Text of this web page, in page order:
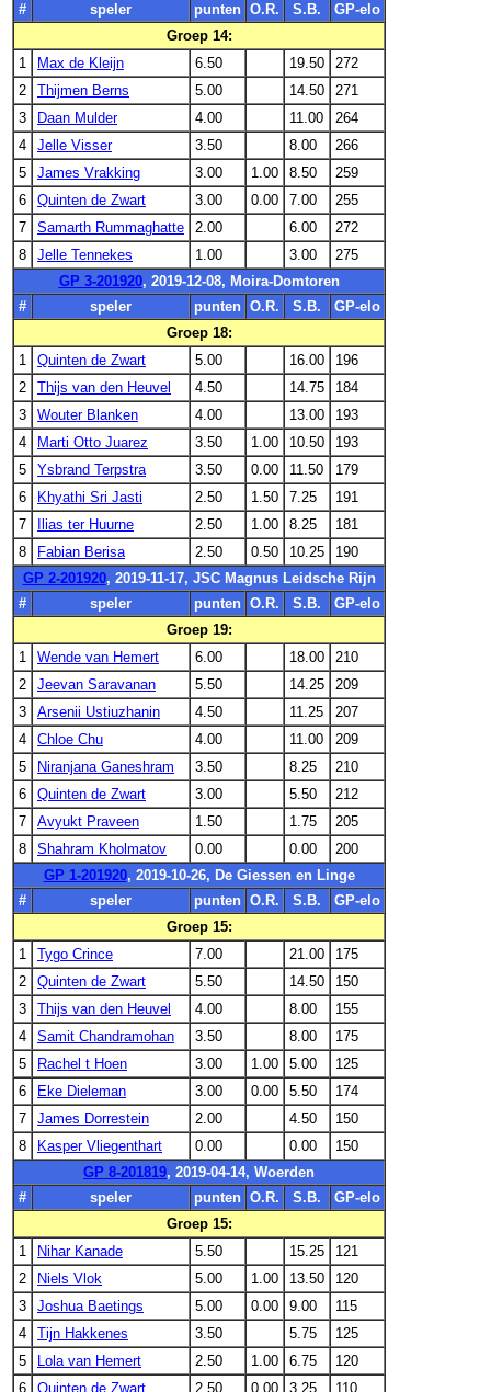
#
speler punten O.R. S.B.
GP-elo
Groep 14:
1
Max de Kleijn 6.50 19.50
272
2
Thijmen Berns 5.00 14.50
271
3
Daan Mulder 4.00 11.00
264
4
Jelle Visser 3.50 8.00
266
5
James Vrakking 3.00 1.00 8.50
259
6
Quinten de Zwart 3.00 0.00 7.00
255
7
Samarth Rummaghatte 2.00 6.00
272
8
Jelle Tennekes 1.00 3.00
275
GP 3-201920, 2019-12-08, Moira-Domtoren
#
speler punten O.R. S.B.
GP-elo
Groep 18:
1
Quinten de Zwart 5.00 16.00
196
2
Thijs van den Heuvel 4.50 14.75
184
3
Wouter Blanken 4.00 13.00
193
4
Marti Otto Juarez 3.50 1.00 10.50
193
5
Ysbrand Terpstra 3.50 0.00 11.50
179
6
Khyathi Sri Jasti 2.50 1.50 7.25
191
7
Ilias ter Huurne 2.50 1.00 8.25
181
8
Fabian Berisa 2.50 0.50 10.25
190
GP 2-201920, 2019-11-17, JSC Magnus Leidsche Rijn
#
speler punten O.R. S.B.
GP-elo
Groep 19:
1
Wende van Hemert 6.00 18.00
210
2
Jeevan Saravanan 5.50 14.25
209
3
Arsenii Ustiuzhanin 4.50 11.25
207
4
Chloe Chu 4.00 11.00
209
5
Niranjana Ganeshram 3.50 8.25
210
6
Quinten de Zwart 3.00 5.50
212
7
Avyukt Praveen 1.50 1.75
205
8
Shahram Kholmatov 0.00 0.00
200
GP 1-201920, 2019-10-26, De Giessen en Linge
#
speler punten O.R. S.B.
GP-elo
Groep 15:
1
Tygo Crince 7.00 21.00
175
2
Quinten de Zwart 5.50 14.50
150
3
Thijs van den Heuvel 4.00 8.00
155
4
Samit Chandramohan 3.50 8.00
175
5
Rachel t Hoen 3.00 1.00 5.00
125
6
Eke Dieleman 3.00 0.00 5.50
174
7
James Dorrestein 2.00 4.50
150
8
Kasper Vliegenthart 0.00 0.00
150
GP 8-201819, 2019-04-14, Woerden
#
speler punten O.R. S.B.
GP-elo
Groep 15:
1
Nihar Kanade 5.50 15.25
121
2
Niels Vlok 5.00 1.00 13.50
120
3
Joshua Baetings 5.00 0.00 9.00
115
4
Tijn Hakkenes 3.50 5.75
125
5
Lola van Hemert 2.50 1.00 6.75
120
6
Quinten de Zwart 2.50 0.00 3.25 110